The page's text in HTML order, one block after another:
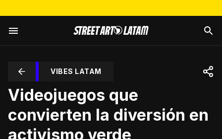
VIBES LATAM
Videojuegos que
convierten la diversión en
activismo verde